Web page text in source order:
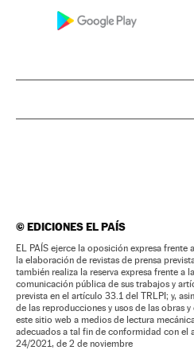
©EDICIONES EL PAÍS
EL PAÍS ejerce la oposición expresa frente
la elaboración de revistas de prensa
también realiza la reserva expresa frente a
comunicación pública de sus trabajos y
prevista en el artículo 33.1 del TRLPI; y,
de las reproducciones y usos de las obras
este sitio web a medios de lectura
adecuados a tal fin de conformidad con el
24/2021, de 2 de noviembre